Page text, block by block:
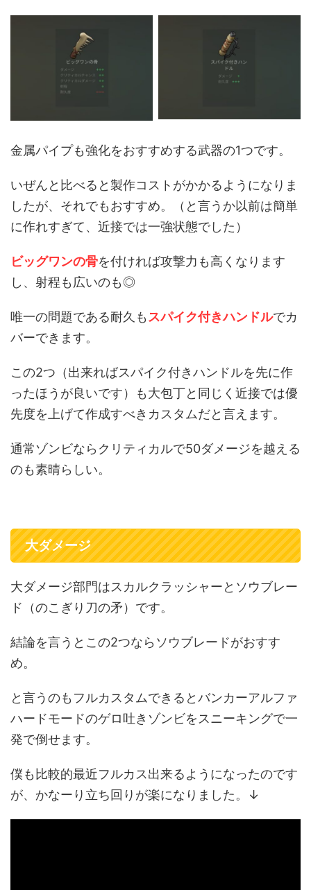
金属パイプも強化をおすすめする武器の1つです。
いぜんと比べると製作コストがかかるようになりま
したが、それでもおすすめ。（と言うか以前は簡単
に作れすぎて、近接では一強状態でした）
ビッグワンの骨を付ければ攻撃力も高くなります
し、射程も広いのも◎
唯一の問題である耐久もスパイク付きハンドルでカ
バーできます。
この2つ（出来ればスパイク付きハンドルを先に作
ったほうが良いです）も大包丁と同じく近接では優
先度を上げて作成すべきカスタムだと言えます。
通常ゾンビならクリティカルで50ダメージを越える
のも素晴らしい。
大ダメージ
大ダメージ部門はスカルクラッシャーとソウブレー
ド（のこぎり刀の矛）です。
結論を言うとこの2つならソウブレードがおすす
め。
と言うのもフルカスタムできるとバンカーアルファ
ハードモードのゲロ吐きゾンビをスニーキングで一
発で倒せます。
僕も比較的最近フルカス出来るようになったのです
が、かなーり立ち回りが楽になりました。↓